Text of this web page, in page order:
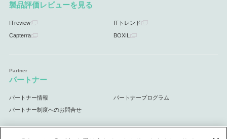
製品評価レビューを見る
ITreview ITトレンド
Capterra BOXIL
パートナー
パートナー情報 パートナープログラム
パートナー制度へのお問合せ